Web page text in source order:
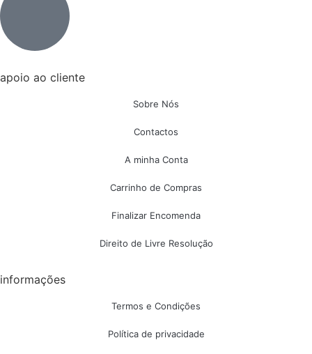
apoio ao cliente
Sobre Nós
Contactos
A minha Conta
Carrinho de Compras
Finalizar Encomenda
Direito de Livre Resolução
informações
Termos e Condições
Política de privacidade